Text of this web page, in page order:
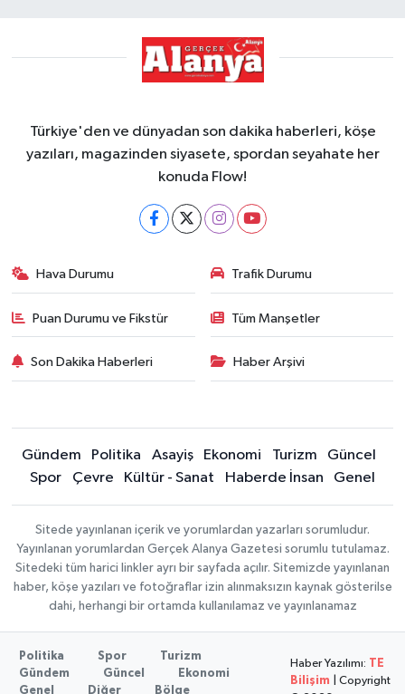
Türkiye'den ve dünyadan son dakika haberleri, köşe
yazıları, magazinden siyasete, spordan seyahate her
konuda Flow!
Hava Durumu Trafik Durumu
Puan Durumu ve Fikstür Tüm Manşetler
Son Dakika Haberleri Haber Arşivi
Gündem Politika Asayiş Ekonomi Turizm
Güncel
Spor
Çevre Kültür - Sanat Haberde İnsan Genel
Sitede yayınlanan içerik ve yorumlardan yazarları sorumludur.
Yayınlanan yorumlardan Gerçek Alanya Gazetesi sorumlu tutulamaz.
Sitedeki tüm harici linkler ayrı bir sayfada açılır. Sitemizde yayınlanan
haber, köşe yazıları ve fotoğraflar izin alınmaksızın kaynak gösterilse
dahi, herhangi bir ortamda kullanılamaz ve yayınlanamaz
Politika Spor
Turizm
Gündem
Güncel
Ekonomi
Genel
Diğer Bölge
Haber Yazılımı:
TE
Bilişim | Copyright